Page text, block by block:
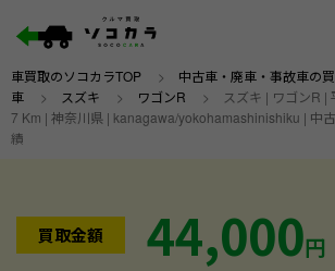
車買取のソコカラTOP > 中古車・廃車・事故車の
車 > スズキ > ワゴンR >
スズキ | ワゴンR |
7 Km | 神奈川県 | kanagawa/yokohamashinishiku | 中
績
買取金額 44,000円